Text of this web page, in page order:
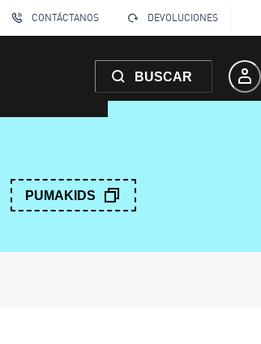
CONTÁCTANOS DEVOLUCIONES
BUSCAR
PUMAKIDS